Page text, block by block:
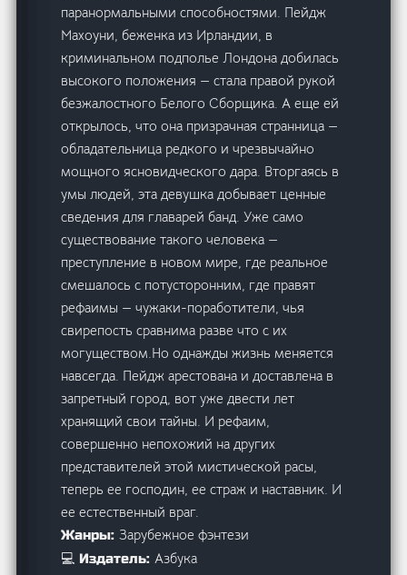
паранормальными способностями. Пейдж
Махоуни, беженка из Ирландии, в
криминальном подполье Лондона добилась
высокого положения — стала правой рукой
безжалостного Белого Сборщика. А еще ей
открылось, что она призрачная странница —
обладательница редкого и чрезвычайно
мощного ясновидческого дара. Вторгаясь в
умы людей, эта девушка добывает ценные
сведения для главарей банд. Уже само
существование такого человека —
преступление в новом мире, где реальное
смешалось с потусторонним, где правят
рефаимы — чужаки-поработители, чья
свирепость сравнима разве что с их
могуществом.Но однажды жизнь меняется
навсегда. Пейдж арестована и доставлена в
запретный город, вот уже двести лет
хранящий свои тайны. И рефаим,
совершенно непохожий на других
представителей этой мистической расы,
теперь ее господин, ее страж и наставник. И
ее естественный враг.
Жанры:Зарубежное фэнтези
💻 Издатель:Азбука